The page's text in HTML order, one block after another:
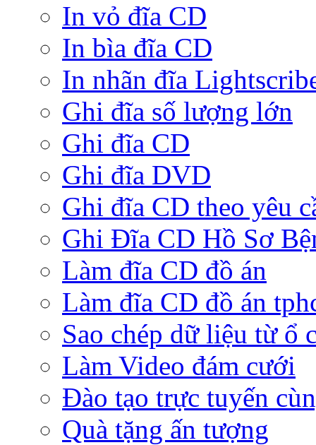
In vỏ đĩa CD
In bìa đĩa CD
In nhãn đĩa
Ghi đĩa số lượng lớn
Ghi đĩa CD
Ghi đĩa DVD
Ghi đĩa CD theo yêu
Ghi Đĩa CD Hồ Sơ
Làm đĩa CD đồ án
Làm đĩa CD đồ án
Sao chép dữ liệu từ ổ
Làm Video đám cưới
Đào tạo trực tuyến
Quà tặng ấn tượng